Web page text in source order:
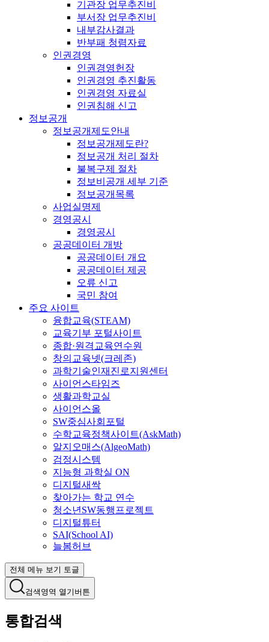
기관장 업무추진비
부서장 업무추진비
내부감사결과
반부패 청렴자료
인권경영
인권경영헌장
인권경영 추진활동
인권경영 자료실
인권침해 신고
정보공개
정보공개제도안내
정보공개제도란?
정보공개 처리 절차
불복구제 절차
정보비공개 세부 기준
정보공개목록
사업실명제
경영공시
경영공시
공공데이터 개방
공공데이터 개요
공공데이터 제공
오류 신고
국민 참여
주요 사이트
융합교육(STEAM)
교육기부 포털사이트
종합·원격교육연수원
창의교육넷(크레존)
과학기술인재진로지원센터
사이언스타임즈
생활과학교실
사이언스올
SW중심사회포털
수학교육정책사이트(AskMath)
알지오매스(AlgeoMath)
검정시스템
지능형 과학실 ON
디지털새싹
찾아가는 학교 연수
청소년SW동행프로젝트
디지털튜터
SAI(School AI)
늘봄허브
전체 메뉴 보기 토글
검색영역 열기버튼
통합검색